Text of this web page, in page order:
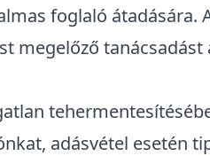
foglaló átadására.
megelőző tanácsadást
adásvétel esetén